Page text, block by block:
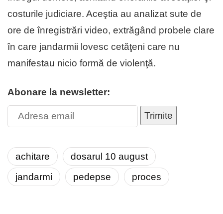
costurile judiciare. Aceştia au analizat sute de
ore de înregistrări video, extrăgând probele clare
în care jandarmii lovesc cetăţeni care nu
manifestau nicio formă de violenţă.
Abonare la newsletter:
Trimite
achitare
dosarul 10 august
jandarmi
pedepse proces